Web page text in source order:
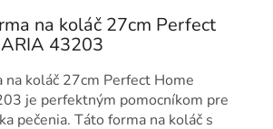
na koláč 27cm Perfect
43203
na koláč 27cm Perfect Home
je perfektným pomocníkom pre
pečenia. Táto forma na koláč s